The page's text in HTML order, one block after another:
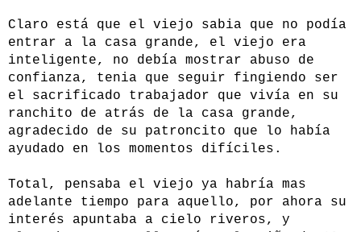
Claro está que el viejo sabia que no podía
entrar a la casa grande, el viejo era
inteligente, no debía mostrar abuso de
confianza, tenia que seguir fingiendo ser
el sacrificado trabajador que vivía en su
ranchito de atrás de la casa grande,
agradecido de su patroncito que lo había
ayudado en los momentos difíciles.
Total, pensaba el viejo ya habría mas
adelante tiempo para aquello, por ahora su
interés apuntaba a cielo riveros, y